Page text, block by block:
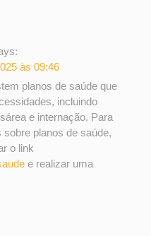
às 09:46
planos de saúde que
incluindo
e internação. Para
planos de saúde,
o link
e realizar uma